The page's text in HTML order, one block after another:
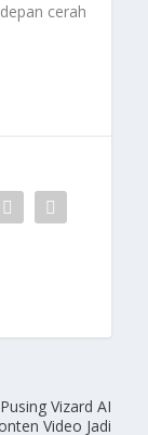
cerah
Vizard AI
Video Jadi